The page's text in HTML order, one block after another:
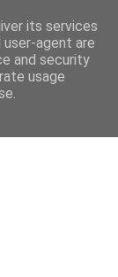
its services
user-agent are
and security
usage